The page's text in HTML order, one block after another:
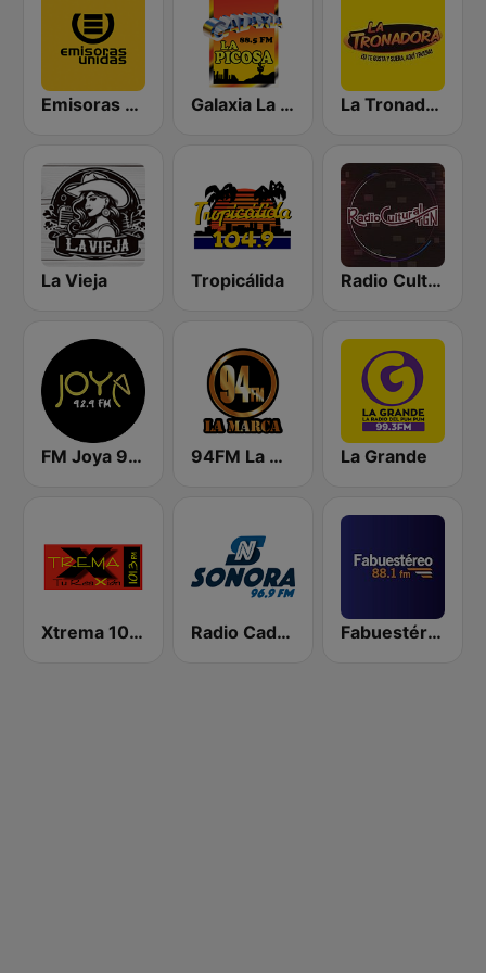
Emisoras Unidas Galaxia La Picosa La Tronadora
La Vieja Tropicálida Radio Cultural TGN
FM Joya 92.9 94FM La Marca La Grande
Xtrema 101.3 FM Radio Cadena Sonora Fabuestéreo 88.1 FM